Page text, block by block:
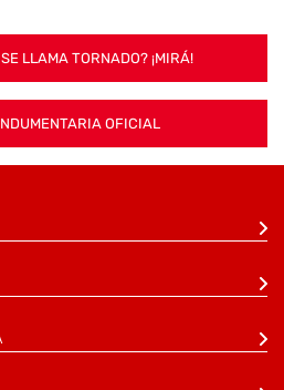
OFICIAL
LLAMA TORNADO? ¡MIRÁ!